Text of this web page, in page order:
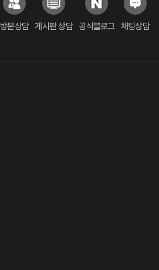
방문상담 게시판 상담 공식블로그 채팅상담
접수완료